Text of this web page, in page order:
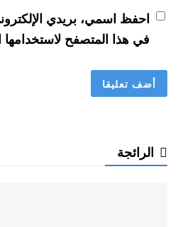
احفظ اسمي، بريدي
في هذا المتصفح لاستخدامها
الرائجة